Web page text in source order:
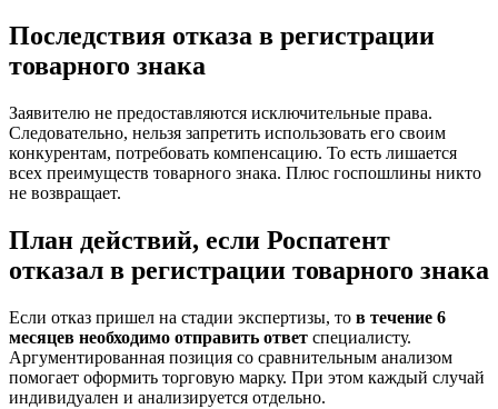
Последствия отказа в регистрации
товарного знака
Заявителю не предоставляются исключительные права.
Следовательно, нельзя запретить использовать его своим
конкурентам, потребовать компенсацию. То есть лишается
всех преимуществ товарного знака. Плюс госпошлины никто
не возвращает.
План действий, если Роспатент
отказал в регистрации товарного знака
Если отказ пришел на стадии экспертизы, то в течение 6
месяцев необходимо отправить ответ специалисту.
Аргументированная позиция со сравнительным анализом
помогает оформить торговую марку. При этом каждый случай
индивидуален и анализируется отдельно.